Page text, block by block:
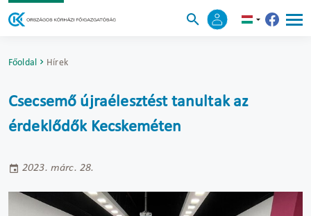
Főoldal Hírek
Csecsemő újraélesztést tanultak az
érdeklődők Kecskeméten
2023. márc. 28.